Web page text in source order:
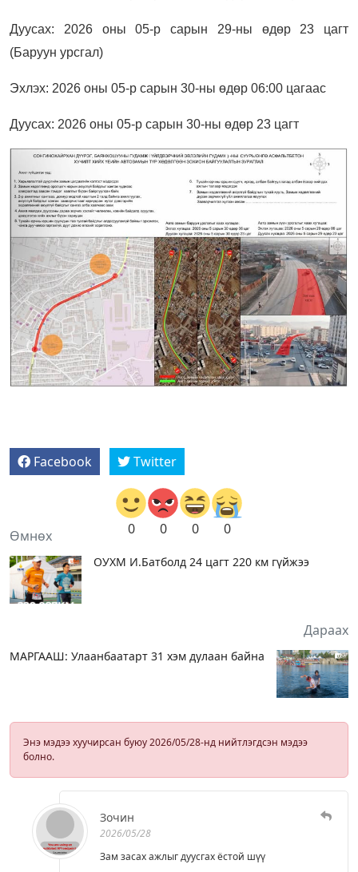
Дуусах: 2026 оны 05-р сарын 29-ны өдөр 23 цагт
(Баруун урсгал)
Эхлэх: 2026 оны 05-р сарын 30-ны өдөр 06:00 цагаас
Дуусах: 2026 оны 05-р сарын 30-ны өдөр 23 цагт
Facebook Twitter
0 0 0 0
Өмнөх
ОУХМ И.Батболд 24 цагт 220 км гүйжээ
Дараах
МАРГААШ: Улаанбаатарт 31 хэм дулаан байна
Энэ мэдээ хуучирсан буюу 2026/05/28-нд нийтлэгдсэн мэдээ
болно.
Зочин
2026/05/28
Зам засах ажлыг дуусгах ёстой шүү